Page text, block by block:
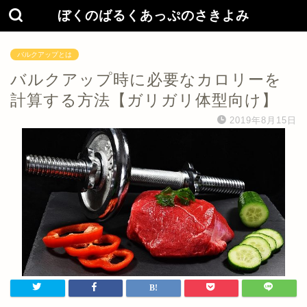
ぼくのばるくあっぷのさきよみ
バルクアップとは
バルクアップ時に必要なカロリーを
計算する方法【ガリガリ体型向け】
2019年8月15日